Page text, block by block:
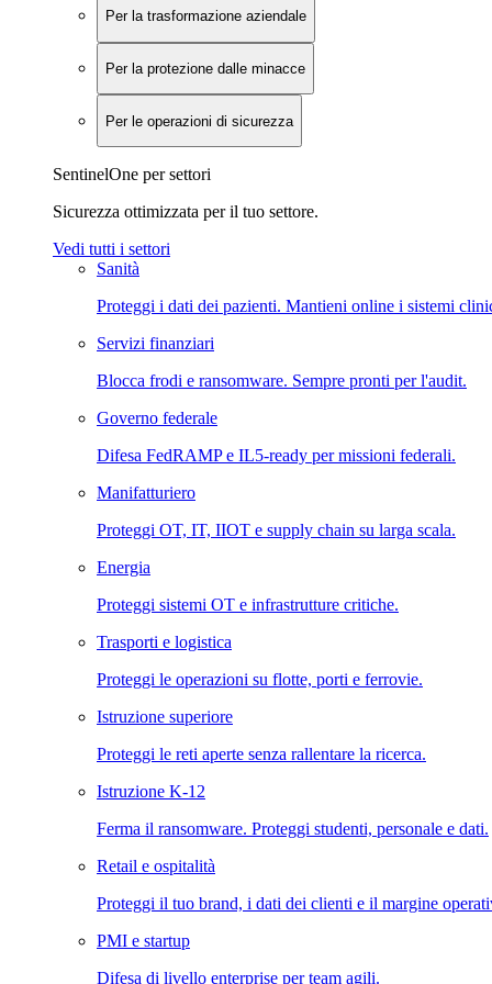
Per la trasformazione aziendale
Per la protezione dalle minacce
Per le operazioni di sicurezza
SentinelOne per settori
Sicurezza ottimizzata per il tuo settore.
Vedi tutti i settori
Sanità
Proteggi i dati dei pazienti. Mantieni online i sistemi
Servizi finanziari
Blocca frodi e ransomware. Sempre pronti per l'audit.
Governo federale
Difesa FedRAMP e IL5-ready per missioni federali.
Manifatturiero
Proteggi OT, IT, IIOT e supply chain su larga scala.
Energia
Proteggi sistemi OT e infrastrutture critiche.
Trasporti e logistica
Proteggi le operazioni su flotte, porti e ferrovie.
Istruzione superiore
Proteggi le reti aperte senza rallentare la ricerca.
Istruzione K-12
Ferma il ransomware. Proteggi studenti, personale e dati.
Retail e ospitalità
Proteggi il tuo brand, i dati dei clienti e il margine
PMI e startup
Difesa di livello enterprise per team agili.